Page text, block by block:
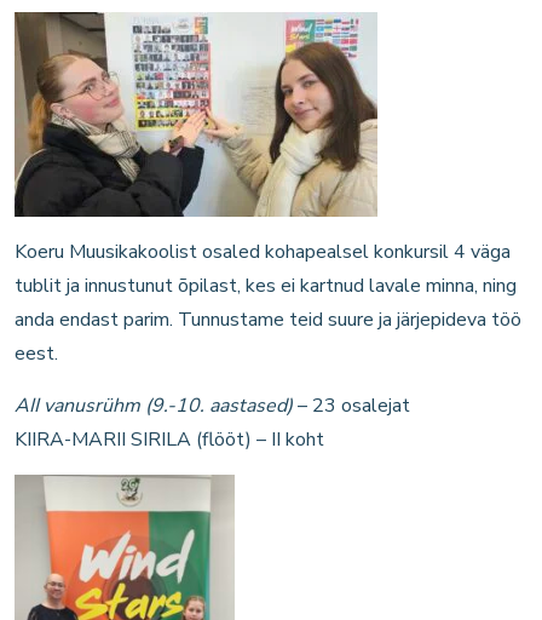
Koeru Muusikakoolist osaled kohapealsel konkursil 4 väga
tublit ja innustunut õpilast, kes ei kartnud lavale minna, ning
anda endast parim. Tunnustame teid suure ja järjepideva töö
eest.
AII vanusrühm (9.-10. aastased)– 23 osalejat
KIIRA-MARII SIRILA (flööt) – II koht